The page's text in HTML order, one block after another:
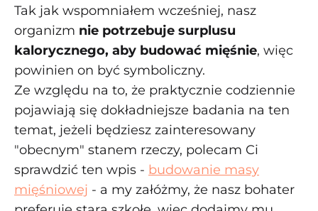
Tak jak wspomniałem wcześniej, nasz
organizm nie potrzebuje surplusu
kalorycznego, aby budować mięśnie, więc
powinien on być symboliczny.
Ze względu na to, że praktycznie codziennie
pojawiają się dokładniejsze badania na ten
temat, jeżeli będziesz zainteresowany
"obecnym" stanem rzeczy, polecam Ci
sprawdzić ten wpis - budowanie masy
mięśniowej - a my załóżmy, że nasz bohater